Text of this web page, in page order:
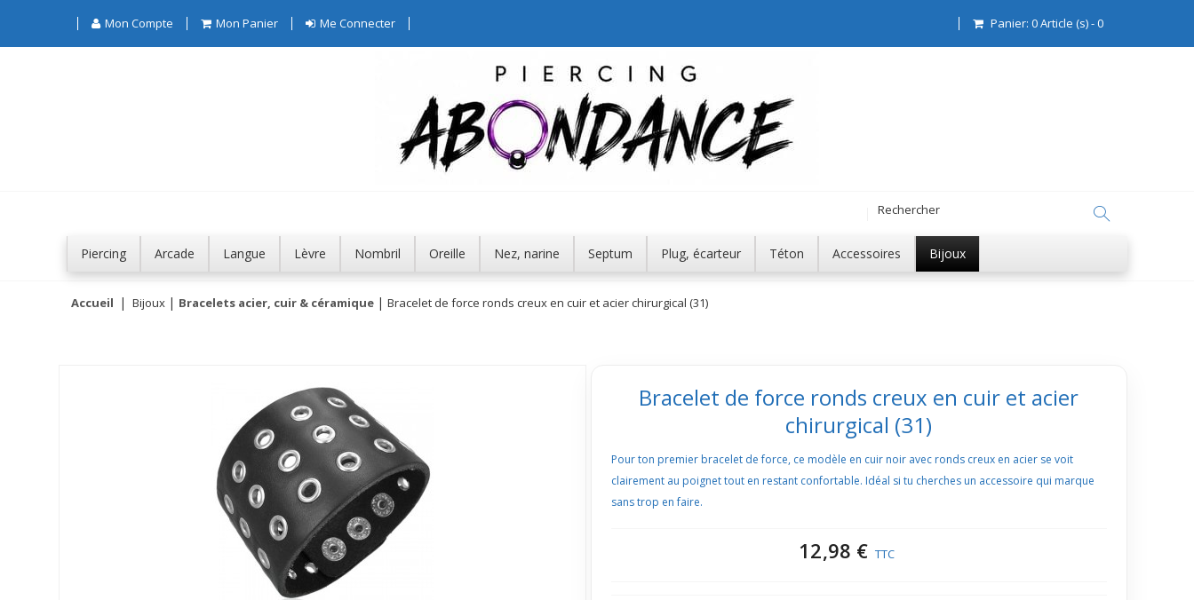
Mon Compte Mon Panier Me Connecter Panier: 0Article (s)-0
Piercing Arcade Langue Lèvre Nombril Oreille Nez, narine Septum Plug, écarteur Téton Accessoires Bijoux
Accueil Bijoux Bracelets acier, cuir & céramique Bracelet de force ronds creux en cuir et acier chirurgical (31)
Bracelet de force ronds creux en cuir et acier
chirurgical (31)
Pour ton premier bracelet de force, ce modèle en cuir noir avec ronds creux en acier se voit
clairement au poignet tout en restant confortable. Idéal si tu cherches un accessoire qui marque
sans trop en faire.
12,98 € TTC